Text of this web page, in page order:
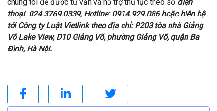
chúng tôi để được tư vấn và hỗ trợ thủ tục theo số điện
thoại. 024.3769.0339, Hotline: 0914.929.086 hoặc hiên hệ
tới Công ty Luật Vietlink theo địa chỉ: P203 tòa nhà Giảng
Võ Lake View, D10 Giảng Võ, phường Giảng Võ, quận Ba
Đình, Hà Nội.